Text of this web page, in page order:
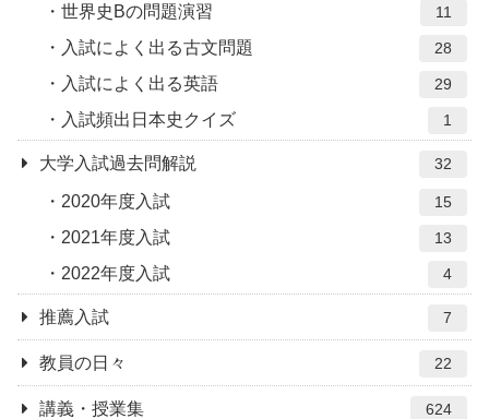
世界史Bの問題演習 11
入試によく出る古文問題 28
入試によく出る英語 29
入試頻出日本史クイズ 1
大学入試過去問解説 32
2020年度入試 15
2021年度入試 13
2022年度入試 4
推薦入試 7
教員の日々 22
講義・授業集 624